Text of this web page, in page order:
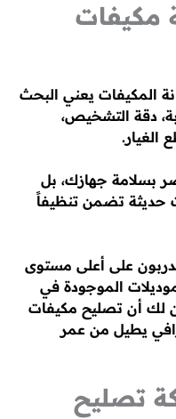
مكيفات
المكيفات يعني البحث
دقة التشخيص،
الغيار.
بسلامة جهازك، بل
حديثة تضمن تنظيفاً
على أعلى مستوى
الموجودة في
لك أن تصليح مكيفات
يطيل من عمر
تصليح